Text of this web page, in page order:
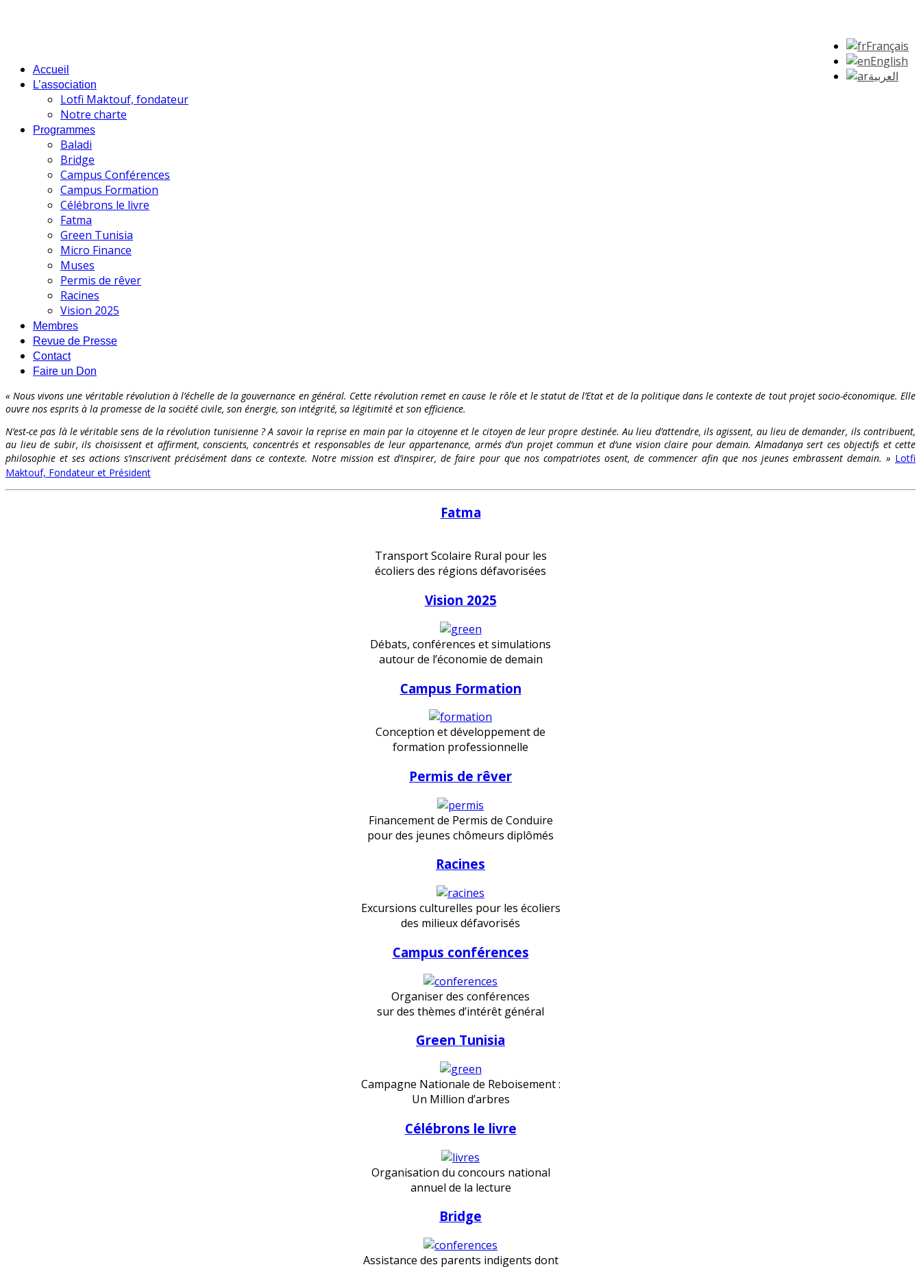
Français
English
العربية
Accueil
L’association
Lotfi Maktouf, fondateur
Notre charte
Programmes
Baladi
Bridge
Campus Conférences
Campus Formation
Célébrons le livre
Fatma
Green Tunisia
Micro Finance
Muses
Permis de rêver
Racines
Vision 2025
Membres
Revue de Presse
Contact
Faire un Don
« Nous vivons une véritable révolution à l’échelle de la gouvernance en général. Cette révolution remet en cause le rôle et le statut de l’Etat et de la politique dans le contexte de tout projet socio-économique. Elle
ouvre nos esprits à la promesse de la société civile, son énergie, son intégrité, sa légitimité et son efficience.
N’est-ce pas là le véritable sens de la révolution tunisienne ? A savoir la reprise en main par la citoyenne et le citoyen de leur propre destinée. Au lieu d’attendre, ils agissent, au lieu de demander, ils contribuent,
au lieu de subir, ils choisissent et affirment, conscients, concentrés et responsables de leur appartenance, armés d’un projet commun et d’une vision claire pour demain. Almadanya sert ces objectifs et cette
philosophie et ses actions s’inscrivent précisément dans ce contexte. Notre mission est d’inspirer, de faire pour que nos compatriotes osent, de commencer afin que nos jeunes embrassent demain. » Lotfi
Maktouf, Fondateur et Président
Fatma
Transport Scolaire Rural pour les
écoliers des régions défavorisées
Vision 2025
Débats, conférences et simulations
autour de l’économie de demain
Campus Formation
Conception et développement de
formation professionnelle
Permis de rêver
Financement de Permis de Conduire
pour des jeunes chômeurs diplômés
Racines
Excursions culturelles pour les écoliers
des milieux défavorisés
Campus conférences
Organiser des conférences
sur des thèmes d’intérêt général
Green Tunisia
Campagne Nationale de Reboisement :
Un Million d’arbres
Célébrons le livre
Organisation du concours national
annuel de la lecture
Bridge
Assistance des parents indigents dont